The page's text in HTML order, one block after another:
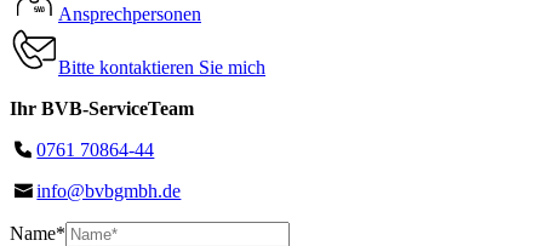
Ansprechpersonen
Bitte kontaktieren Sie mich
Ihr BVB-ServiceTeam
0761 70864-44
info@bvbgmbh.de
Name*